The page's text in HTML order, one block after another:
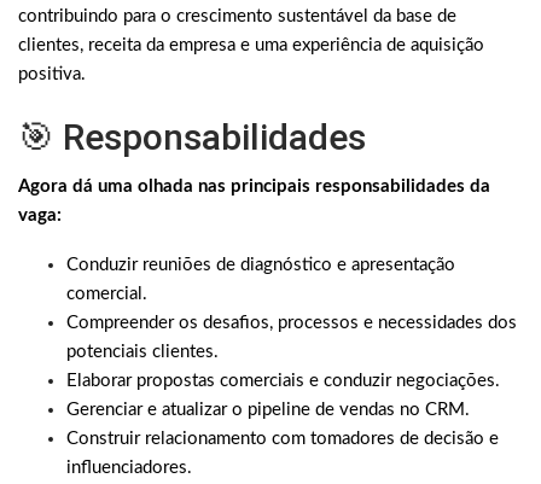
contribuindo para o crescimento sustentável da base de
clientes, receita da empresa e uma experiência de aquisição
positiva.
🎯 Responsabilidades
Agora dá uma olhada nas principais responsabilidades da
vaga:
Conduzir reuniões de diagnóstico e apresentação
comercial.
Compreender os desafios, processos e necessidades dos
potenciais clientes.
Elaborar propostas comerciais e conduzir negociações.
Gerenciar e atualizar o pipeline de vendas no CRM.
Construir relacionamento com tomadores de decisão e
influenciadores.